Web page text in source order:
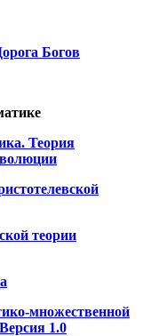
Богов
Теория
теории
множественной
1.0